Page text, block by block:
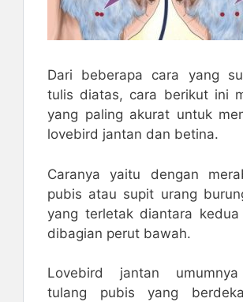
Dari beberapa cara yang
tulis diatas, cara berikut ini
yang paling akurat untuk
lovebird jantan dan betina.
Caranya yaitu dengan
pubis atau supit urang
yang terletak diantara
dibagian perut bawah.
Lovebird jantan
tulang pubis yang